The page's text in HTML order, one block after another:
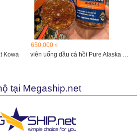
Kowa
650,000 ₫
viên uống dầu cá hồi Pure Alaska Omega-3 Wild Alaskan...
tại Megaship.net